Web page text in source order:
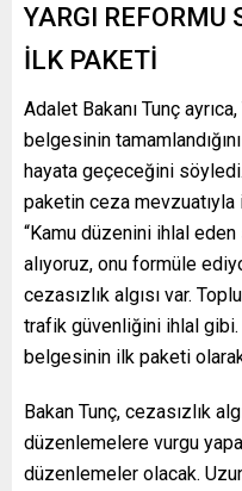
YARGI REFORMU
İLK PAKETİ
Adalet Bakanı Tunç
belgesinin
hayata geçeceğini
paketin ceza mevzuatıyla
“Kamu düzenini ihlal
alıyoruz, onu formüle
cezasızlık algısı var.
trafik güvenliğini ihlal gibi.
belgesinin ilk paketi
Bakan Tunç, cezasızlık
düzenlemelere vurgu
düzenlemeler olacak.